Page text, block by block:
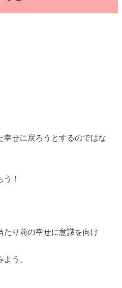
幸せに戻ろうとするのではな
！
たり前の幸せに意識を向け
う。